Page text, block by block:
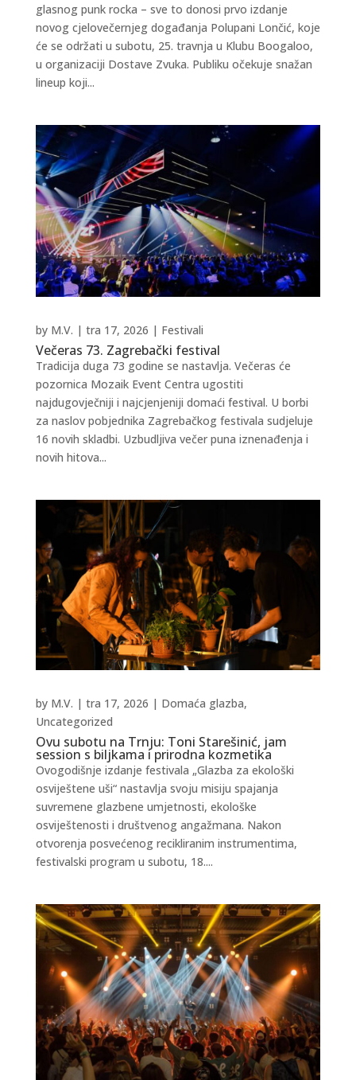
glasnog punk rocka – sve to donosi prvo izdanje
novog cjelovečernjeg događanja Polupani Lončić, koje
će se održati u subotu, 25. travnja u Klubu Boogaloo,
u organizaciji Dostave Zvuka. Publiku očekuje snažan
lineup koji...
Večeras 73. Zagrebački festival
by M.V. | tra 17, 2026 | Festivali
Tradicija duga 73 godine se nastavlja. Večeras će
pozornica Mozaik Event Centra ugostiti
najdugovječniji i najcjenjeniji domaći festival. U borbi
za naslov pobjednika Zagrebačkog festivala sudjeluje
16 novih skladbi. Uzbudljiva večer puna iznenađenja i
novih hitova...
Ovu subotu na Trnju: Toni Starešinić, jam
session s biljkama i prirodna kozmetika
by M.V. | tra 17, 2026 | Domaća glazba,
Uncategorized
Ovogodišnje izdanje festivala „Glazba za ekološki
osviještene uši“ nastavlja svoju misiju spajanja
suvremene glazbene umjetnosti, ekološke
osviještenosti i društvenog angažmana. Nakon
otvorenja posvećenog recikliranim instrumentima,
festivalski program u subotu, 18....